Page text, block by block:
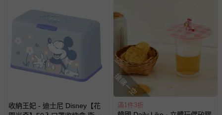
收納王妃 - 迪士尼 Disney【花
搶購一空
滿1件3折